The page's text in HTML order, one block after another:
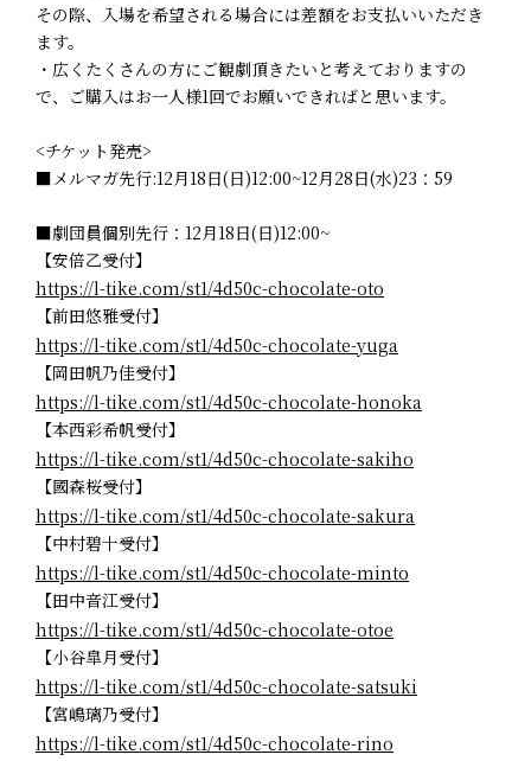
その際、入場を希望される場合には差額をお支払いいただき
ます。
・広くたくさんの方にご観劇頂きたいと考えておりますの
で、ご購入はお一人様1回でお願いできればと思います。
<チケット発売>
■メルマガ先行:12月18日(日)12:00~12月28日(水)23：59
■劇団員個別先行：12月18日(日)12:00~
【安倍乙受付】
https://l-tike.com/st1/4d50c-chocolate-oto
【前田悠雅受付】
https://l-tike.com/st1/4d50c-chocolate-yuga
【岡田帆乃佳受付】
https://l-tike.com/st1/4d50c-chocolate-honoka
【本西彩希帆受付】
https://l-tike.com/st1/4d50c-chocolate-sakiho
【國森桜受付】
https://l-tike.com/st1/4d50c-chocolate-sakura
【中村碧十受付】
https://l-tike.com/st1/4d50c-chocolate-minto
【田中音江受付】
https://l-tike.com/st1/4d50c-chocolate-otoe
【小谷皐月受付】
https://l-tike.com/st1/4d50c-chocolate-satsuki
【宮嶋璃乃受付】
https://l-tike.com/st1/4d50c-chocolate-rino